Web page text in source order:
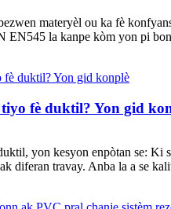
materyèl ou ka fè
la kanpe kòm yon pi
fè duktil? Yon gid
yon kesyon enpòtan se: Ki
diferan travay. Anba la a se